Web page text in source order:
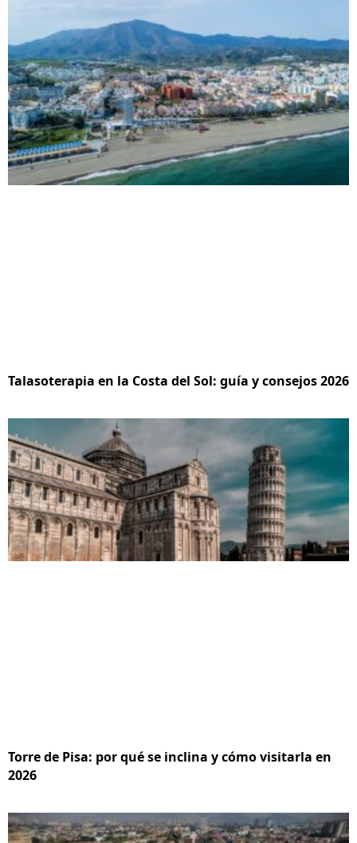
Talasoterapia en la Costa del Sol: guía y consejos 2026
Torre de Pisa: por qué se inclina y cómo visitarla en
2026